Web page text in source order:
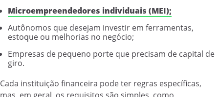
Microempreendedores individuais (MEI);
Autônomos que desejam investir em ferramentas,
estoque ou melhorias no negócio;
Empresas de pequeno porte que precisam de capital de
giro.
Cada instituição financeira pode ter regras específicas,